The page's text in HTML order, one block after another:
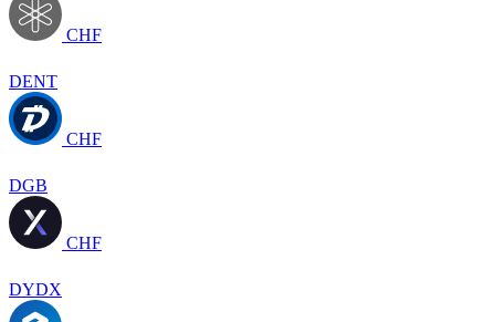
CHF
DENT
CHF
DGB
CHF
DYDX